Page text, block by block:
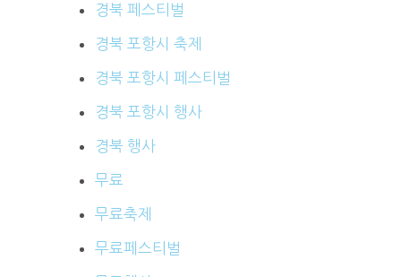
경북 페스티벌
경북 포항시 축제
경북 포항시 페스티벌
경북 포항시 행사
경북 행사
무료
무료축제
무료페스티벌